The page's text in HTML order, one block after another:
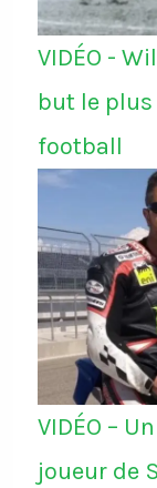
VIDÉO -
but le plus
football
VIDÉO –
joueur de